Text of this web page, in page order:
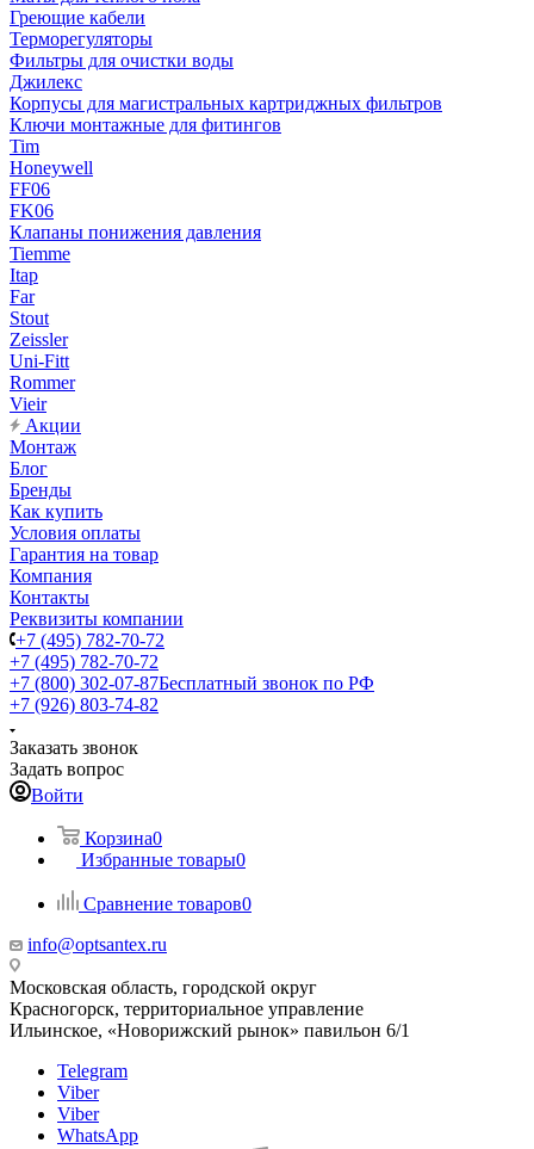
Греющие кабели
Терморегуляторы
Фильтры для очистки воды
Джилекс
Корпусы для магистральных картриджных фильтров
Ключи монтажные для фитингов
Tim
Honeywell
FF06
FK06
Клапаны понижения давления
Tiemme
Itap
Far
Stout
Zeissler
Uni-Fitt
Rommer
Vieir
Акции
Монтаж
Блог
Бренды
Как купить
Условия оплаты
Гарантия на товар
Компания
Контакты
Реквизиты компании
+7 (495) 782-70-72
+7 (495) 782-70-72
+7 (800) 302-07-87Бесплатный звонок по РФ
+7 (926) 803-74-82
Заказать звонок
Задать вопрос
Войти
Корзина0
Избранные товары0
Сравнение товаров0
info@optsantex.ru
Московская область, городской округ
Красногорск, территориальное управление
Ильинское, «Новорижский рынок» павильон 6/1
Telegram
Viber
Viber
WhatsApp